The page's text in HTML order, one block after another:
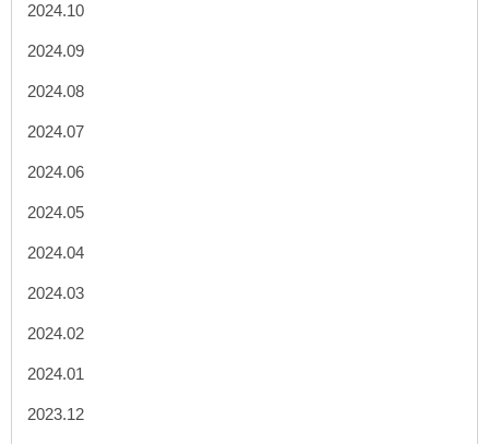
2024.10
2024.09
2024.08
2024.07
2024.06
2024.05
2024.04
2024.03
2024.02
2024.01
2023.12